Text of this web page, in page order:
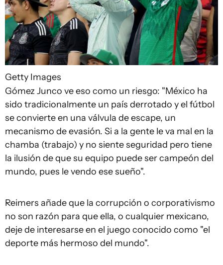
Getty Images
Gómez Junco ve eso como un riesgo: "México ha
sido tradicionalmente un país derrotado y el fútbol
se convierte en una válvula de escape, un
mecanismo de evasión. Si a la gente le va mal en la
chamba (trabajo) y no siente seguridad pero tiene
la ilusión de que su equipo puede ser campeón del
mundo, pues le vendo ese sueño".
Reimers añade que la corrupción o corporativismo
no son razón para que ella, o cualquier mexicano,
deje de interesarse en el juego conocido como "el
deporte más hermoso del mundo".